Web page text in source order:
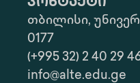
კონტაქტი
თბილისი,
0177
(+995 32) 2 40 29
info@alte.edu.ge